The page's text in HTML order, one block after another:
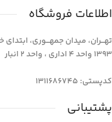
اطلاعات فروشگاه
تهـــران، میدان جمهـــوری،
1393 واحد 4 اداری ، واحد 2 انبار
کدپستی: 1311686745
پشتیبانی